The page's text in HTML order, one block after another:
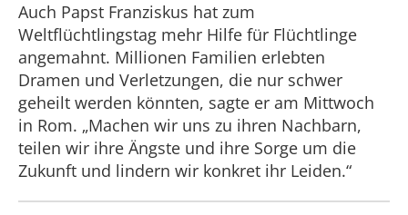
Auch Papst Franziskus hat zum
Weltflüchtlingstag mehr Hilfe für Flüchtlinge
angemahnt. Millionen Familien erlebten
Dramen und Verletzungen, die nur schwer
geheilt werden könnten, sagte er am Mittwoch
in Rom. „Machen wir uns zu ihren Nachbarn,
teilen wir ihre Ängste und ihre Sorge um die
Zukunft und lindern wir konkret ihr Leiden.“